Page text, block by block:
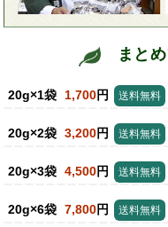
まと
20g×1袋 1,700円 送料無料
20g×2袋 3,200円 送料無料
20g×3袋 4,500円 送料無料
20g×6袋 7,800円 送料無料